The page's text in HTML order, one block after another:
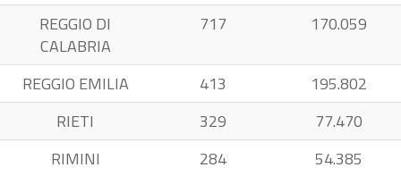
REGGIO DI
CALABRIA
717 170.059
REGGIO EMILIA 413
195.802
RIETI
329
77.470
RIMINI
284
54.385